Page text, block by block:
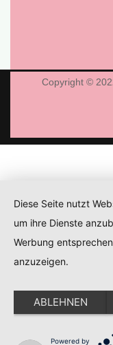
Copyright ©
Diese Seite nutzt
um ihre Dienste
Werbung
anzuzeigen.
ABLEHNEN
Powered by